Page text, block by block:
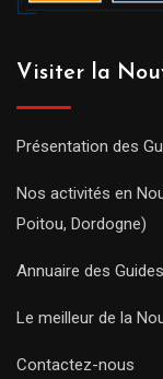
Visiter la
Présentation des
Nos activités en
Poitou, Dordogne)
Annuaire des
Le meilleur de la
Contactez-nous